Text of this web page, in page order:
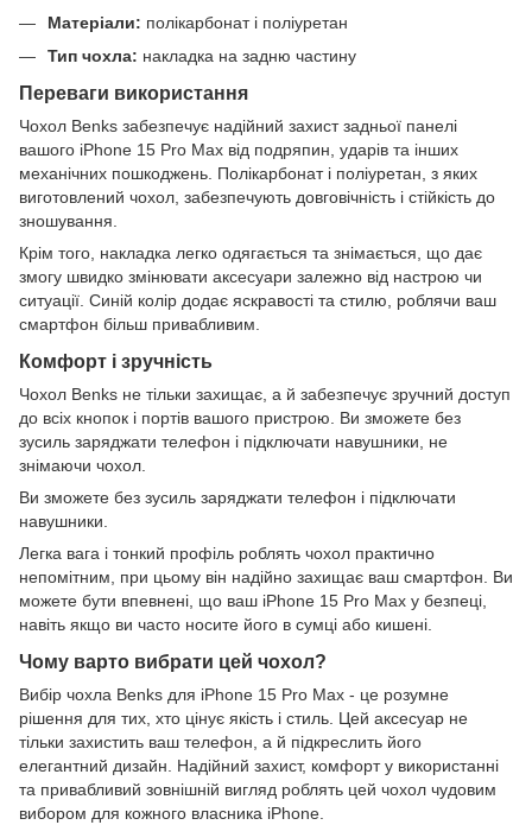
Матеріали: полікарбонат і поліуретан
Тип чохла: накладка на задню частину
Переваги використання
Чохол Benks забезпечує надійний захист задньої панелі
вашого iPhone 15 Pro Max від подряпин, ударів та інших
механічних пошкоджень. Полікарбонат і поліуретан, з яких
виготовлений чохол, забезпечують довговічність і стійкість до
зношування.
Крім того, накладка легко одягається та знімається, що дає
змогу швидко змінювати аксесуари залежно від настрою чи
ситуації. Синій колір додає яскравості та стилю, роблячи ваш
смартфон більш привабливим.
Комфорт і зручність
Чохол Benks не тільки захищає, а й забезпечує зручний доступ
до всіх кнопок і портів вашого пристрою. Ви зможете без
зусиль заряджати телефон і підключати навушники, не
знімаючи чохол.
Ви зможете без зусиль заряджати телефон і підключати
навушники.
Легка вага і тонкий профіль роблять чохол практично
непомітним, при цьому він надійно захищає ваш смартфон. Ви
можете бути впевнені, що ваш iPhone 15 Pro Max у безпеці,
навіть якщо ви часто носите його в сумці або кишені.
Чому варто вибрати цей чохол?
Вибір чохла Benks для iPhone 15 Pro Max - це розумне
рішення для тих, хто цінує якість і стиль. Цей аксесуар не
тільки захистить ваш телефон, а й підкреслить його
елегантний дизайн. Надійний захист, комфорт у використанні
та привабливий зовнішній вигляд роблять цей чохол чудовим
вибором для кожного власника iPhone.